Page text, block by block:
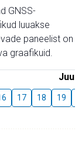
GNSS-
luuakse
paneelist on
graafikuid.
Juuli
17 18 19